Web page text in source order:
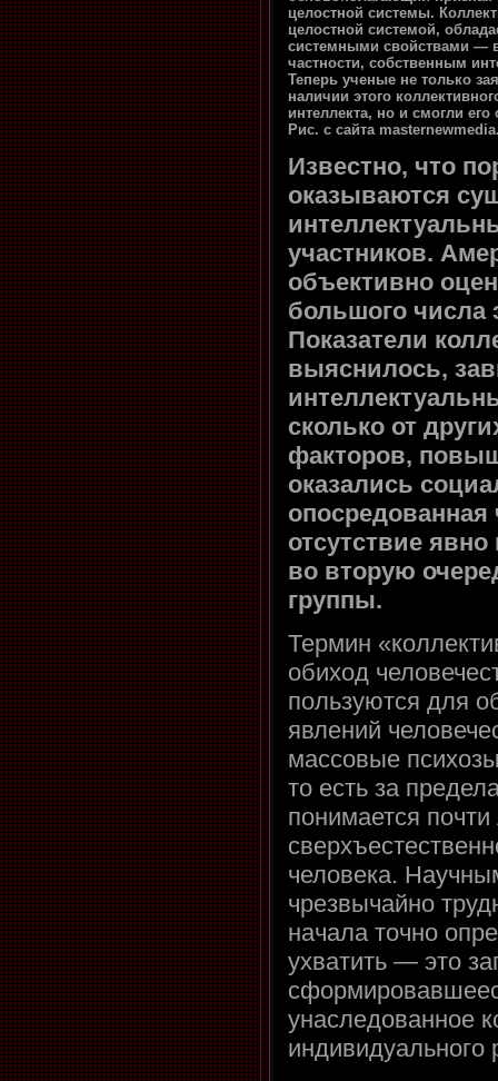
целостной системы.
целостной системой,
системными свойствами —
частности, собственным
Теперь ученые не только
наличии этого
интеллекта, но и смогли его
Рис. с сайта
Известно, что
оказываются
участников.
объективно
большого числа
Показатели
выяснилось,
сколько от
факторов,
оказались
отсутствие
во вторую
группы.
Термин
обиход
пользуются для
явлений
массовые
то есть за
понимается
человека.
чрезвычайно
начала точно
ухватить — это
унаследованное
индивидуального